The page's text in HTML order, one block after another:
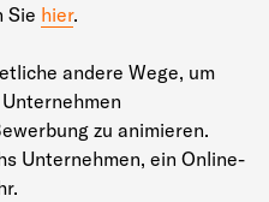
Sie hier.
andere Wege, um
zu animieren.
Unternehmen, ein Online-